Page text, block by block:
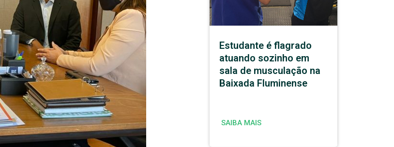
Estudante é flagrado
atuando sozinho em
sala de musculação na
Baixada Fluminense
SAIBA MAIS